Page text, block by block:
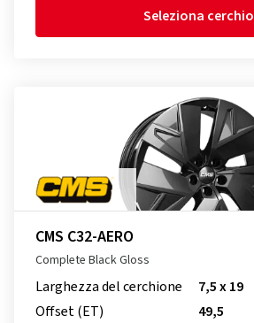
Seleziona cerchio
CMS C32-AERO
Complete Black Gloss
Larghezza del cerchione
7,5 x 19
Offset (ET)
49,5